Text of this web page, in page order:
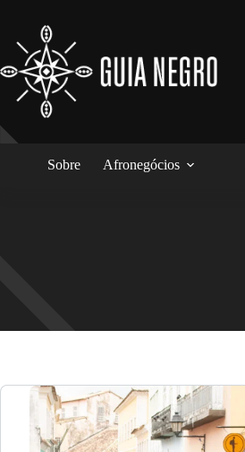
conteúdo
Sobre Afronegócios